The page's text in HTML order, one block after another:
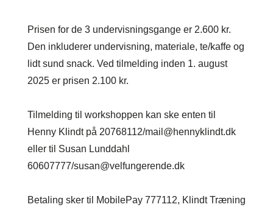
Prisen for de 3 undervisningsgange er 2.600 kr.
Den inkluderer undervisning, materiale, te/kaffe og
lidt sund snack. Ved tilmelding inden 1. august
2025 er prisen 2.100 kr.
Tilmelding til workshoppen kan ske enten til
Henny Klindt på 20768112/mail@hennyklindt.dk
eller til Susan Lunddahl
60607777/susan@velfungerende.dk
Betaling sker til MobilePay 777112, Klindt Træning